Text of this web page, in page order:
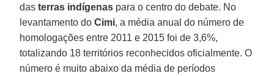
dasterras indígenas para o centro do debate. No
levantamento doCimi, a média anual do número de
homologações entre 2011 e 2015 foi de 3,6%,
totalizando 18 territórios reconhecidos oficialmente. O
número é muito abaixo da média de períodos